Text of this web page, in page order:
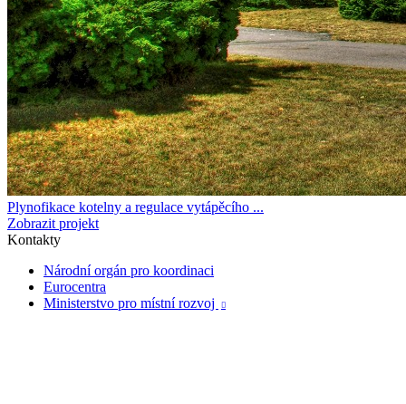
Plynofikace kotelny a regulace vytápěcího ...
Zobrazit projekt
Kontakty
Národní orgán pro koordinaci
Eurocentra
Ministerstvo pro místní rozvoj
